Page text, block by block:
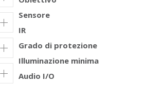
Sensore
IR
Grado di protezione
Illuminazione minima
Audio I/O